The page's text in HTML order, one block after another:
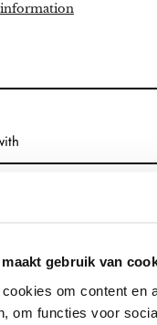
gebruik van
om content en
om functies voor
year warranty